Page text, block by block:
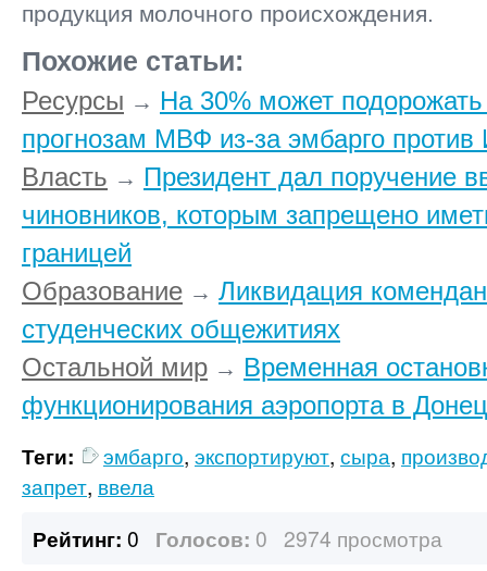
продукция молочного происхождения.
Похожие статьи:
Ресурсы → На 30% может
прогнозам МВФ из-за эмбарго против
Власть → Президент дал поручение
чиновников, которым запрещено
границей
Образование → Ликвидация
студенческих общежитиях
Остальной мир → Временная
функционирования аэропорта в
Теги: эмбарго, экспортируют, сыра,
запрет, ввела
Рейтинг: 0 Голосов: 0 2974 просмотра